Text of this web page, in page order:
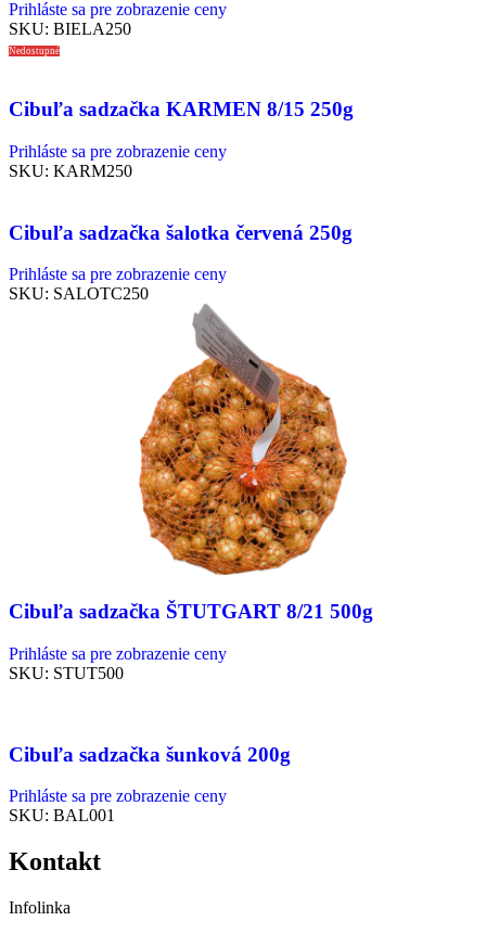
Prihláste sa pre zobrazenie ceny
SKU: BIELA250
Nedostupné
Cibuľa sadzačka KARMEN 8/15 250g
Prihláste sa pre zobrazenie ceny
SKU: KARM250
Cibuľa sadzačka šalotka červená 250g
Prihláste sa pre zobrazenie ceny
SKU: SALOTC250
Cibuľa sadzačka ŠTUTGART 8/21 500g
Prihláste sa pre zobrazenie ceny
SKU: STUT500
Cibuľa sadzačka šunková 200g
Prihláste sa pre zobrazenie ceny
SKU: BAL001
Kontakt
Infolinka